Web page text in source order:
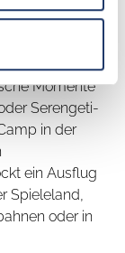
toben
wird mit
Familienparks
Momente
Serengeti-
in der
ein Ausflug
Spieleland,
oder in